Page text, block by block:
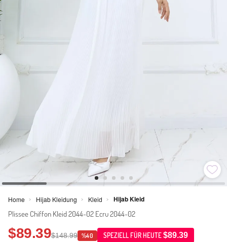
Home > Hijab Kleidung > Kleid > Hijab Kleid
Plissee Chiffon Kleid 2044-02 Ecru 2044-02
$89.39$148.99 %40 SPEZIELL FÜR HEUTE$89.39